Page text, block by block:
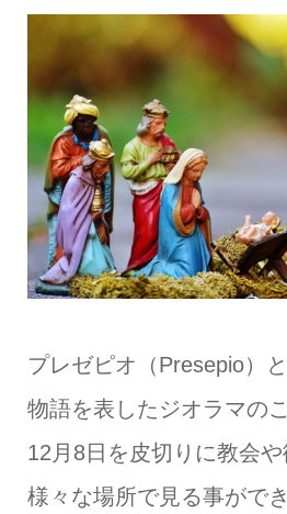
プレゼピオ（Presepio）
物語を表したジオラマのこ
12月8日を皮切りに教会
様々な場所で見る事ができ